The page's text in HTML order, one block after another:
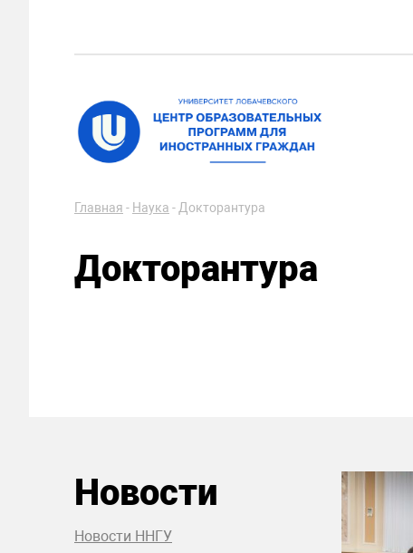
Главная - Наука -Докторантура
Докторантура
Новости
Новости ННГУ